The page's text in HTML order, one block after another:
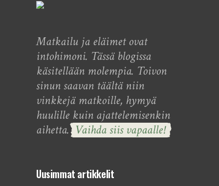
Matkailu ja eläimet ovat
intohimoni. Tässä blogissa
käsitellään molempia. Toivon
sinun saavan täältä niin
vinkkejä matkoille, hymyä
huulille kuin ajattelemisenkin
aihetta. Vaihda siis vapaalle!
Uusimmat artikkelit